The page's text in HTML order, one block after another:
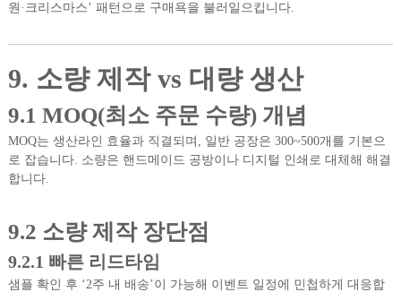
원·크리스마스’ 패턴으로 구매욕을 불러일으킵니다.
9. 소량 제작 vs 대량 생산
9.1 MOQ(최소 주문 수량) 개념
MOQ는 생산라인 효율과 직결되며, 일반 공장은 300~500개를 기본으
로 잡습니다. 소량은 핸드메이드 공방이나 디지털 인쇄로 대체해 해결
합니다.
9.2 소량 제작 장단점
9.2.1 빠른 리드타임
샘플 확인 후 ‘2주 내 배송’이 가능해 이벤트 일정에 민첩하게 대응합